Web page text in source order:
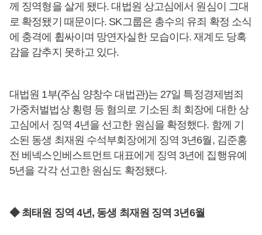
께 징역형을 살게 됐다. 대법원 상고심에서 원심이 그대
로 확정됐기 때문이다. SK그룹은 총수의 유죄 확정 소식
에 충격에 휩싸이며 망연자실한 모습이다. 재계도 당혹
감을 감추지 못하고 있다.
대법원 1부(주심 양창수 대법관)는 27일 특정경제범죄
가중처벌법상 횡령 등 혐의로 기소된 최 회장에 대한 상
고심에서 징역 4년을 선고한 원심을 확정했다. 함께 기
소된 동생 최재원 수석부회장에게 징역 3년6월, 김준홍
전 베넥스인베스트먼트 대표에게 징역 3년에 집행유예
5년을 각각 선고한 원심도 확정됐다.
◆ 최태원 징역 4년, 동생 최재원 징역 3년6월